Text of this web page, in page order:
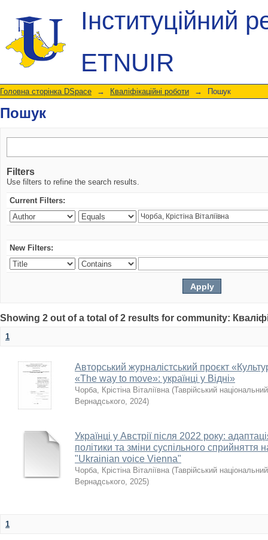
Інституційний
ETNUIR
Головна сторінка DSpace → Кваліфікаційні роботи → Пошук
Пошук
Filters
Use filters to refine the search results.
Current Filters:
New Filters:
Showing 2 out of a total of 2 results for community:
1
Авторський журналістський проєкт
«The way to move»: українці у Відні»
Чорба, Крістіна Віталіївна (Таврійський
Вернадського, 2024)
Українці у Австрії після 2022 року:
політики та зміни суспільного сприйняття
"Ukrainian voice Vienna"
Чорба, Крістіна Віталіївна (Таврійський
Вернадського, 2025)
1